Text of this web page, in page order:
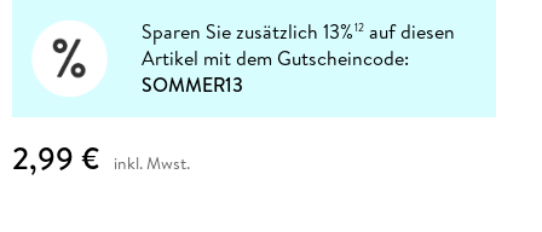
Sparen Sie zusätzlich 13%12 auf diesen
Artikel mit dem Gutscheincode:
SOMMER13
2,99 € inkl. Mwst.